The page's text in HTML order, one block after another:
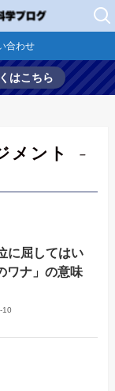
合わせ
はこちら
メント
–
に屈してはい
ワナ」の意味
10